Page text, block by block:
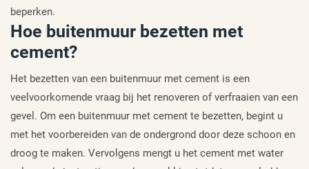
beperken.
Hoe buitenmuur bezetten met
cement?
Het bezetten van een buitenmuur met cement is een
veelvoorkomende vraag bij het renoveren of verfraaien van een
gevel. Om een buitenmuur met cement te bezetten, begint u
met het voorbereiden van de ondergrond door deze schoon en
droog te maken. Vervolgens mengt u het cement met water